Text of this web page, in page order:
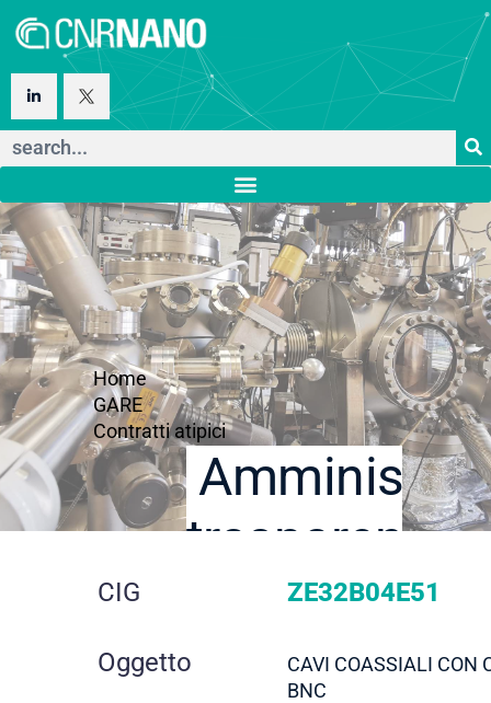
Home
GARE
Contratti atipici
trasparente
dettaglio
gara
CIG ZE32B04E51
Oggetto
CAVI COASSIALI CON
BNC